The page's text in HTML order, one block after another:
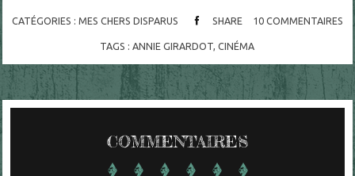
CATÉGORIES : MES CHERS DISPARUS SHARE 10 COMMENTAIRES
TAGS :ANNIE GIRARDOT,CINÉMA
COMMENTAIRES